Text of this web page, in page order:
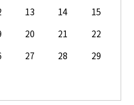
13 14
15
20 21
22
27 28
29